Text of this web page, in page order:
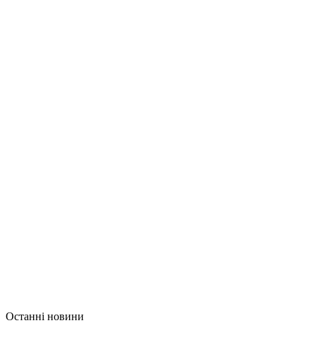
Останні новини